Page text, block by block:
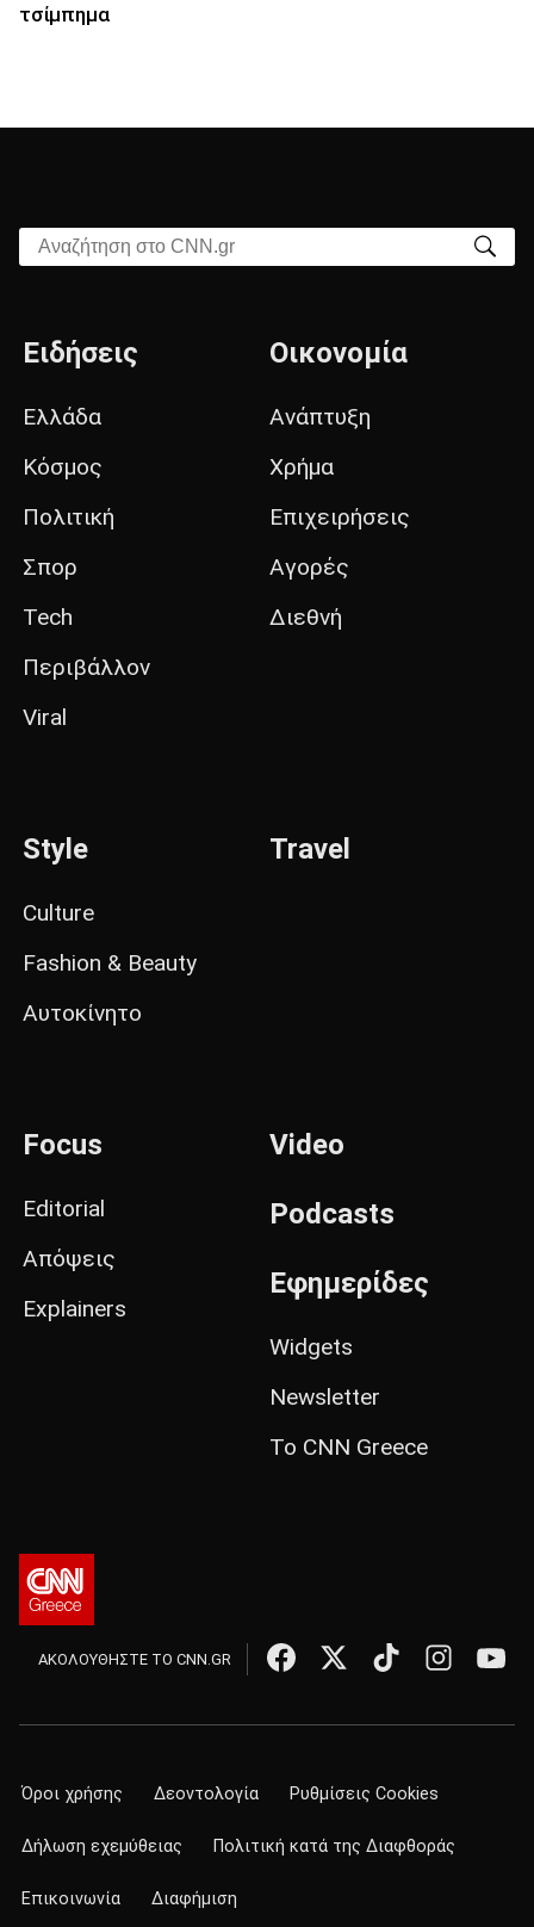
τσίμπημα
Αναζήτηση στο CNN.gr
Ειδήσεις
Ελλάδα
Κόσμος
Πολιτική
Σπορ
Tech
Περιβάλλον
Viral
Οικονομία
Ανάπτυξη
Χρήμα
Επιχειρήσεις
Αγορές
Διεθνή
Style
Culture
Fashion & Beauty
Αυτοκίνητο
Travel
Focus
Editorial
Απόψεις
Explainers
Video
Podcasts
Εφημερίδες
Widgets
Newsletter
Το CNN Greece
ΑΚΟΛΟΥΘΗΣΤΕ ΤΟ CNN.GR
Όροι χρήσης Δεοντολογία Ρυθμίσεις Cookies
Δήλωση εχεμύθειας Πολιτική κατά της Διαφθοράς
Επικοινωνία Διαφήμιση